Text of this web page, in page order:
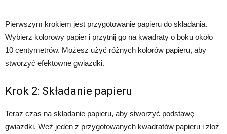
Pierwszym krokiem jest przygotowanie papieru do składania.
Wybierz kolorowy papier i przytnij go na kwadraty o boku około
10 centymetrów. Możesz użyć różnych kolorów papieru, aby
stworzyć efektowne gwiazdki.
Krok 2: Składanie papieru
Teraz czas na składanie papieru, aby stworzyć podstawę
gwiazdki. Weź jeden z przygotowanych kwadratów papieru i złoż